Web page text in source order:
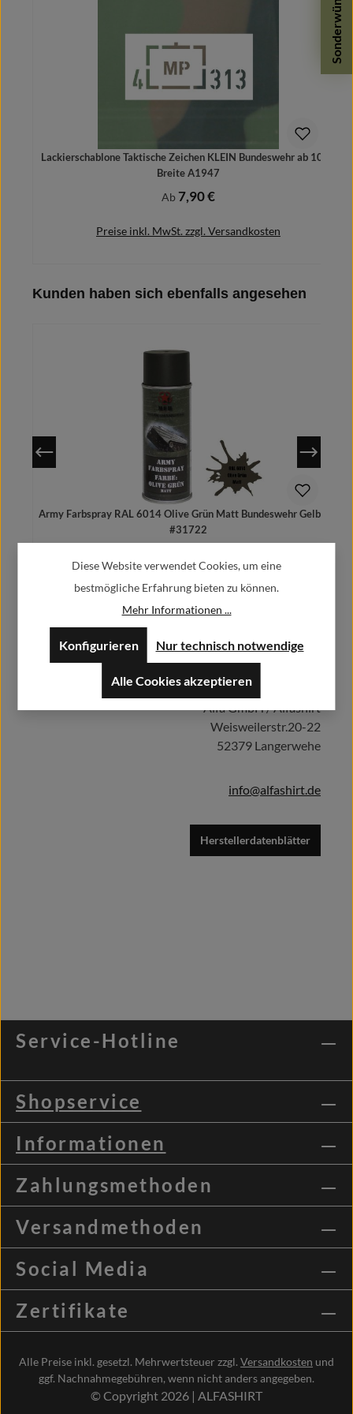
Lackierschablone Taktische Zeichen KLEIN Bundeswehr ab 10cm
Breite A1947
Regulärer Preis:
Ab 7,90 €
Preise inkl. MwSt. zzgl. Versandkosten
Produktgalerie überspringen
Kunden haben sich ebenfalls angesehen
Army Farbspray RAL 6014 Olive Grün Matt Bundeswehr Gelboliv
#31722
Preise inkl. MwSt. zzgl. Versandkosten
In den WarenkorbHerstellerinformationen:
Alfa GmbH / Alfashirt
Weisweilerstr.20-22
52379 Langerwehe
info@alfashirt.de
Herstellerdatenblätter
Service-Hotline
Shopservice
Informationen
Zahlungsmethoden
Versandmethoden
Social Media
Zertifikate
Alle Preise inkl. gesetzl. Mehrwertsteuer zzgl. Versandkosten und
ggf. Nachnahmegebühren, wenn nicht anders angegeben.
© Copyright 2026 | ALFASHIRT
Diese Website verwendet Cookies, um eine
bestmögliche Erfahrung bieten zu können.
Mehr Informationen ...
Nur technisch notwendige
Konfigurieren
Alle Cookies akzeptieren